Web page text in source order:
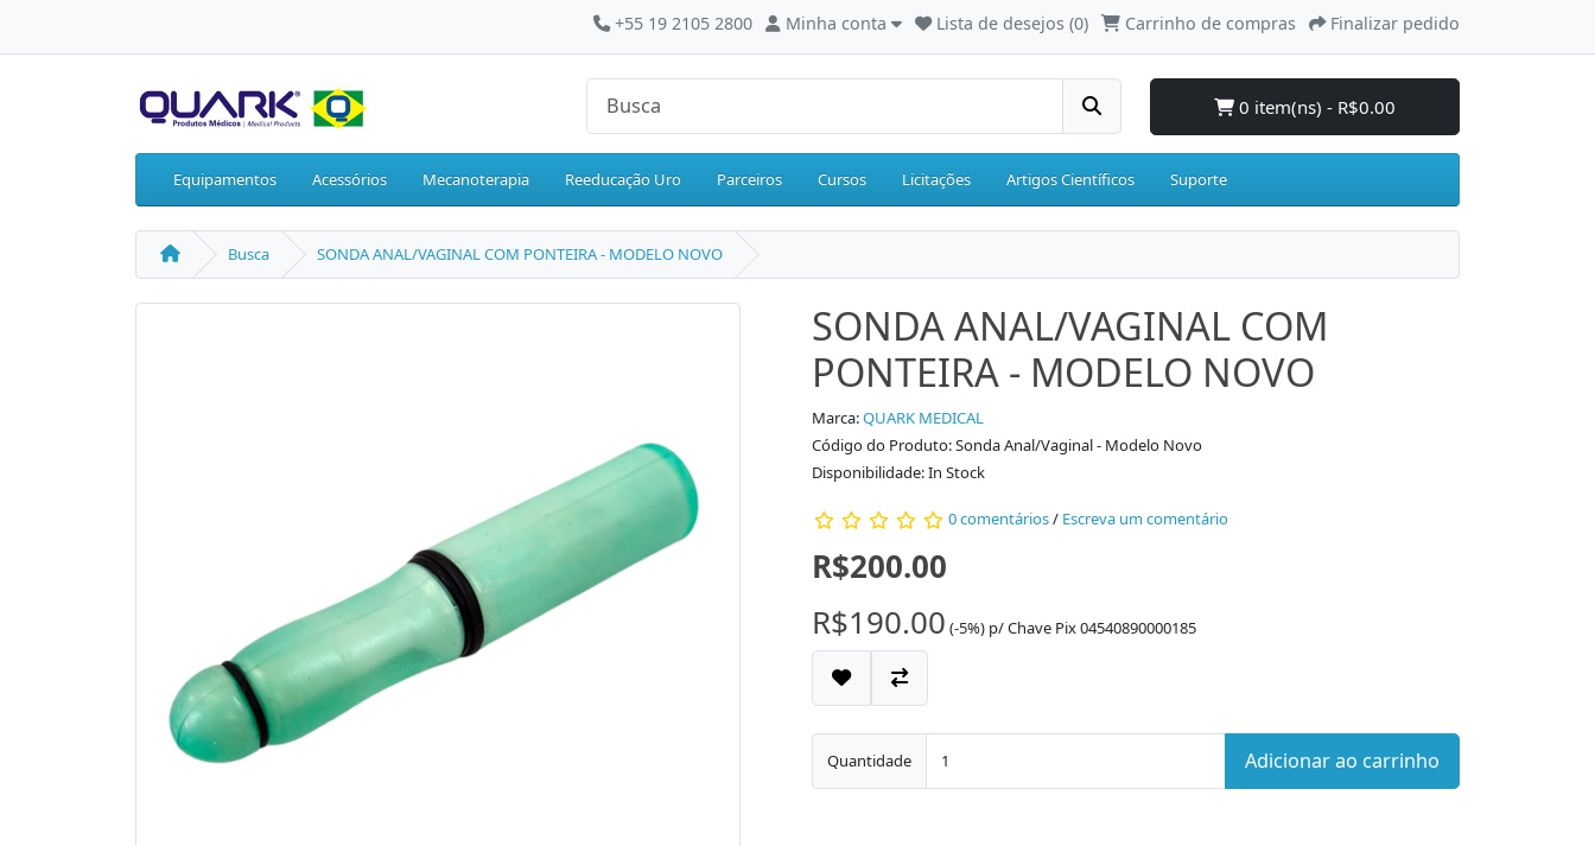
+55 19 2105 2800 Minha conta Lista de desejos (0) Carrinho de compras Finalizar pedido
0 item(ns) - R$0.00
Equipamentos Acessórios Mecanoterapia Reeducação Uro Parceiros Cursos Licitações Artigos Científicos Suporte
Busca SONDA ANAL/VAGINAL COM PONTEIRA - MODELO NOVO
SONDA ANAL/VAGINAL COM
PONTEIRA - MODELO NOVO
Marca:QUARK MEDICAL
Código do Produto: Sonda Anal/Vaginal - Modelo Novo
Disponibilidade: In Stock
0 comentários/ Escreva um comentário
R$200.00
R$190.00 (-5%) p/Chave Pix 04540890000185
Quantidade Adicionar ao carrinho